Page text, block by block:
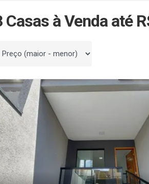
Casas à Venda até
por